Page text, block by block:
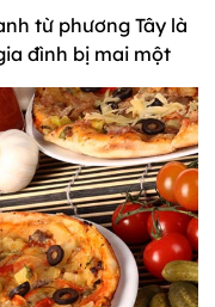
từ phương Tây là
đình bị mai một